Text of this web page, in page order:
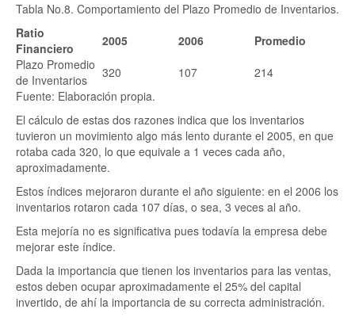
Tabla No.8. Comportamiento del Plazo Promedio de Inventarios.
Ratio
Financiero
2005 2006
Promedio
Plazo Promedio
de Inventarios
320 107
214
Fuente: Elaboración propia.
El cálculo de estas dos razones indica que los inventarios
tuvieron un movimiento algo más lento durante el 2005, en que
rotaba cada 320, lo que equivale a 1 veces cada año,
aproximadamente.
Estos índices mejoraron durante el año siguiente: en el 2006 los
inventarios rotaron cada 107 días, o sea, 3 veces al año.
Esta mejoría no es significativa pues todavía la empresa debe
mejorar este índice.
Dada la importancia que tienen los inventarios para las ventas,
estos deben ocupar aproximadamente el 25% del capital
invertido, de ahí la importancia de su correcta administración.